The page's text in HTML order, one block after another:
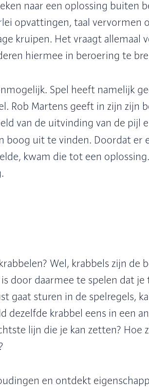
naar een oplossing buiten
opvattingen, taal vervormen
kruipen. Het vraagt allemaal
hiermee in beroering te
Spel heeft namelijk
Rob Martens geeft in zijn zijn
van de uitvinding van de pijl
boog uit te vinden. Doordat er
kwam die tot een
Wel, krabbels zijn de
door daarmee te spelen dat je
gaat sturen in de spelregels,
dezelfde krabbel eens in een
lijn die je kan zetten? Hoe
en ontdekt